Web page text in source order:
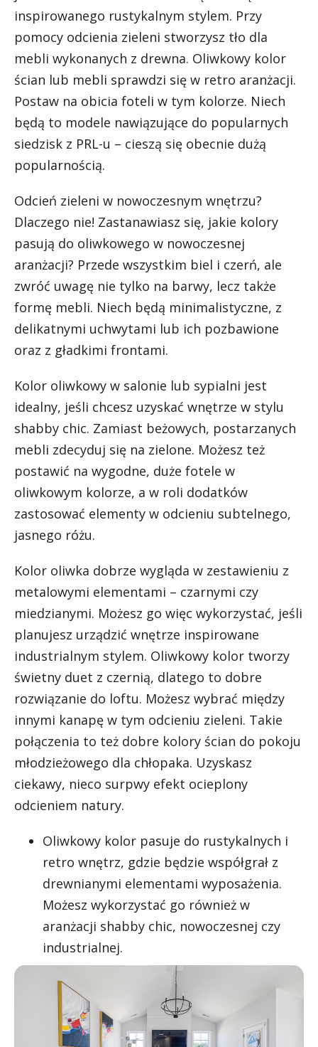
inspirowanego rustykalnym stylem. Przy
pomocy odcienia zieleni stworzysz tło dla
mebli wykonanych z drewna. Oliwkowy kolor
ścian lub mebli sprawdzi się w retro aranżacji.
Postaw na obicia foteli w tym kolorze. Niech
będą to modele nawiązujące do popularnych
siedzisk z PRL-u – cieszą się obecnie dużą
popularnością.
Odcień zieleni w nowoczesnym wnętrzu?
Dlaczego nie! Zastanawiasz się, jakie kolory
pasują do oliwkowego w nowoczesnej
aranżacji? Przede wszystkim biel i czerń, ale
zwróć uwagę nie tylko na barwy, lecz także
formę mebli. Niech będą minimalistyczne, z
delikatnymi uchwytami lub ich pozbawione
oraz z gładkimi frontami.
Kolor oliwkowy w salonie lub sypialni jest
idealny, jeśli chcesz uzyskać wnętrze w stylu
shabby chic. Zamiast beżowych, postarzanych
mebli zdecyduj się na zielone. Możesz też
postawić na wygodne, duże fotele w
oliwkowym kolorze, a w roli dodatków
zastosować elementy w odcieniu subtelnego,
jasnego różu.
Kolor oliwka dobrze wygląda w zestawieniu z
metalowymi elementami – czarnymi czy
miedzianymi. Możesz go więc wykorzystać, jeśli
planujesz urządzić wnętrze inspirowane
industrialnym stylem. Oliwkowy kolor tworzy
świetny duet z czernią, dlatego to dobre
rozwiązanie do loftu. Możesz wybrać między
innymi kanapę w tym odcieniu zieleni. Takie
połączenia to też dobre kolory ścian do pokoju
młodzieżowego dla chłopaka. Uzyskasz
ciekawy, nieco surpwy efekt ocieplony
odcieniem natury.
Oliwkowy kolor pasuje do rustykalnych i
retro wnętrz, gdzie będzie współgrał z
drewnianymi elementami wyposażenia.
Możesz wykorzystać go również w
aranżacji shabby chic, nowoczesnej czy
industrialnej.